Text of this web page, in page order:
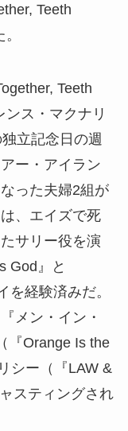
Teeth
Teeth
ス・マクナリ
立記念日の週
ー・アイラン
った夫婦2組が
、エイズで死
サリー役を演
God』と
を経験済みだ。
メン・イン・
『Orange Is the
シー（『LAW &
スティングされ